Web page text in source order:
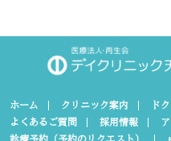
ホーム クリニック案内 ド
よくあるご質問
採用情報